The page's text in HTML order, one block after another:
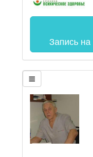
Запись